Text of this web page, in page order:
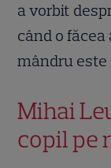
a vorbit
când o
mândru este
Mihai
copil pe